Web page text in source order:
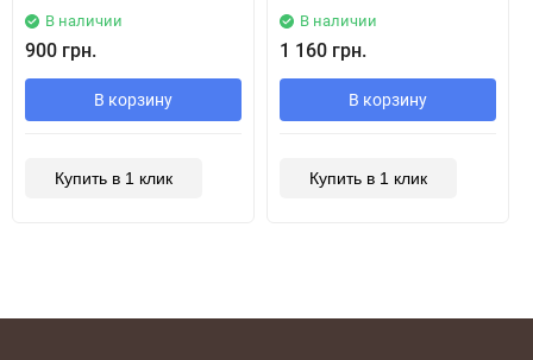
В наличии
900 грн.
В корзину
Купить в 1 клик
В наличии
1 160 грн.
В корзину
Купить в 1 клик